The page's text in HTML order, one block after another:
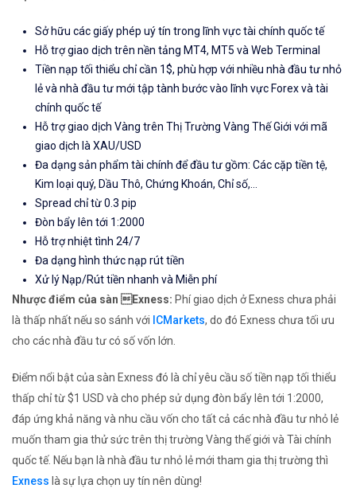
Sở hữu các giấy phép uý tín trong lĩnh vực tài chính quốc tế
Hỗ trợ giao dịch trên nền tảng MT4, MT5 và Web Terminal
Tiền nạp tối thiểu chỉ cần 1$, phù hợp với nhiều nhà đầu tư nhỏ
lẻ và nhà đầu tư mới tập tành bước vào lĩnh vực Forex và tài
chính quốc tế
Hỗ trợ giao dịch Vàng trên Thị Trường Vàng Thế Giới với mã
giao dịch là XAU/USD
Đa dạng sản phẩm tài chính để đầu tư gồm: Các cặp tiền tệ,
Kim loại quý, Dầu Thô, Chứng Khoán, Chỉ số,...
Spread chỉ từ 0.3 pip
Đòn bẩy lên tới 1:2000
Hỗ trợ nhiệt tình 24/7
Đa dạng hình thức nạp rút tiền
Xử lý Nạp/Rút tiền nhanh và Miễn phí
Nhược điểm của sàn Exness: Phí giao dịch ở Exness chưa phải
là thấp nhất nếu so sánh với ICMarkets, do đó Exness chưa tối ưu
cho các nhà đầu tư có số vốn lớn.
Điểm nổi bật của sàn Exness đó là chỉ yêu cầu số tiền nạp tối thiểu
thấp chỉ từ $1 USD và cho phép sử dụng đòn bẩy lên tới 1:2000,
đáp ứng khả năng và nhu cầu vốn cho tất cả các nhà đầu tư nhỏ lẻ
muốn tham gia thử sức trên thị trường Vàng thế giới và Tài chính
quốc tế. Nếu bạn là nhà đầu tư nhỏ lẻ mới tham gia thị trường thì
Exness là sự lựa chọn uy tín nên dùng!